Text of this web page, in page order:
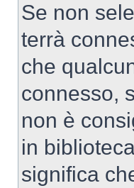
Se non
terrà
che
connesso,
non è
in
significa